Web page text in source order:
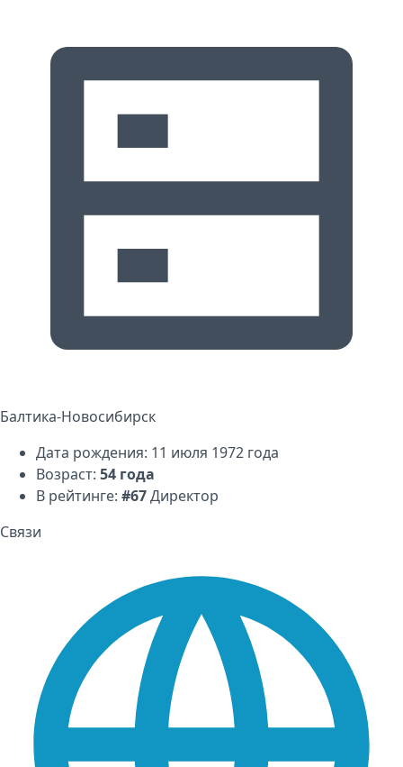
Балтика-Новосибирск
Дата рождения: 11 июля 1972 года
Возраст: 54 года
В рейтинге: #67Директор
Связи